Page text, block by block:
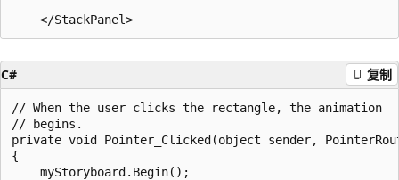
C# 复制
// When the user clicks the rectangle, the animation
// begins.
private void Pointer_Clicked(object sender,
{
    myStoryboard.Begin();